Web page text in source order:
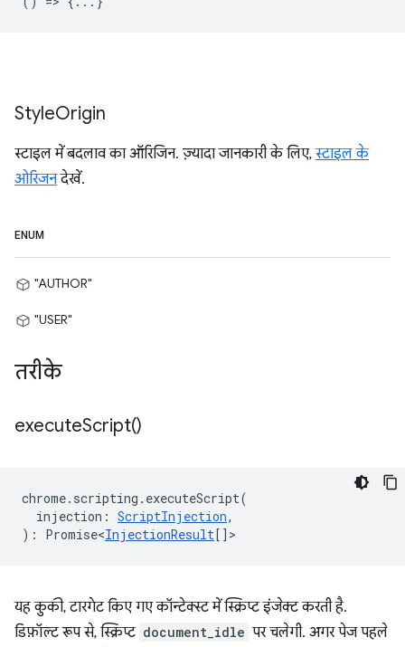
StyleOrigin
स्टाइल में बदलाव का ऑरिजिन. ज़्यादा जानकारी के लिए, स्टाइल के
ओरिजनदेखें.
ENUM
"AUTHOR"
"USER"
तरीके
executeScript()
chrome. scripting . executeScript(
injection : ScriptInjection,
) : Promise<InjectionResult[] >
यह कुकी, टारगेट किए गए कॉन्टेक्स्ट में स्क्रिप्ट इंजेक्ट करती है.
डिफ़ॉल्ट रूप से, स्क्रिप्ट document_idle पर चलेगी. अगर पेज पहले